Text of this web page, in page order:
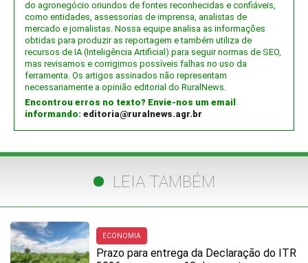
do agronegócio oriundos de fontes reconhecidas e confiáveis,
como entidades, assessorias de imprensa, analistas de
mercado e jornalistas. Nossa equipe analisa as informações
obtidas para produzir as reportagem e também utiliza de
recursos de IA (Inteligência Artificial) para seguir normas de SEO,
mas revisamos e corrigimos possíveis falhas no uso da
ferramenta. Os artigos assinados não representam
necessariamente a opinião editorial do RuralNews.
Encontrou erros no texto? Envie-nos um email
informando: editoria@ruralnews.agr.br
LEIA TAMBÉM
ECONOMIA
Prazo para entrega da Declaração do ITR